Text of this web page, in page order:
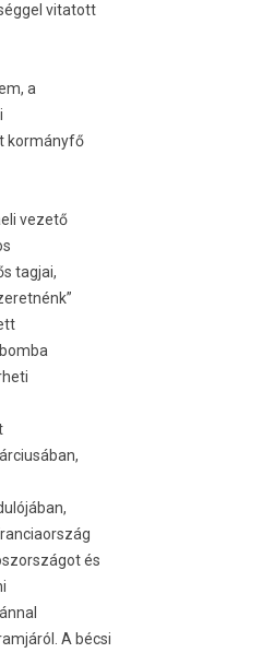
vitatott
a
kormányfő
vezető
tag­jai,
és
A bécsi